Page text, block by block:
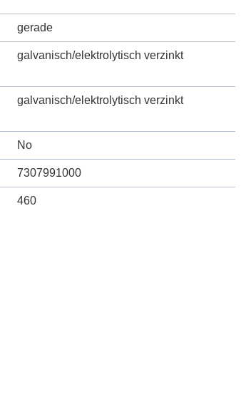
gerade
galvanisch/elektrolytisch verzinkt
galvanisch/elektrolytisch verzinkt
No
7307991000
460